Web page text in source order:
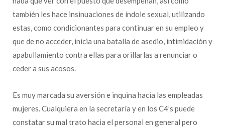
también les hace insinuaciones de índole sexual, utilizando
estas, como condicionantes para continuar en su empleo y
que de no acceder, inicia una batalla de asedio, intimidación y
apabullamiento contra ellas para orillarlas a renunciar o
ceder a sus acosos.
Es muy marcada su aversión e inquina hacia las empleadas
mujeres. Cualquiera en la secretaría y en los C4’s puede
constatar su mal trato hacia el personal en general pero